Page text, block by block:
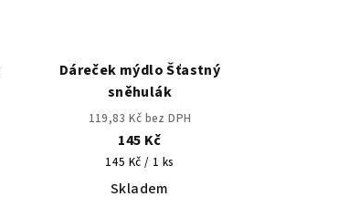
Dáreček mýdlo Šťastný
sněhulák
119,83 Kč bez DPH
145 Kč
Měrná
cena:
145 Kč / 1 ks
Skladem